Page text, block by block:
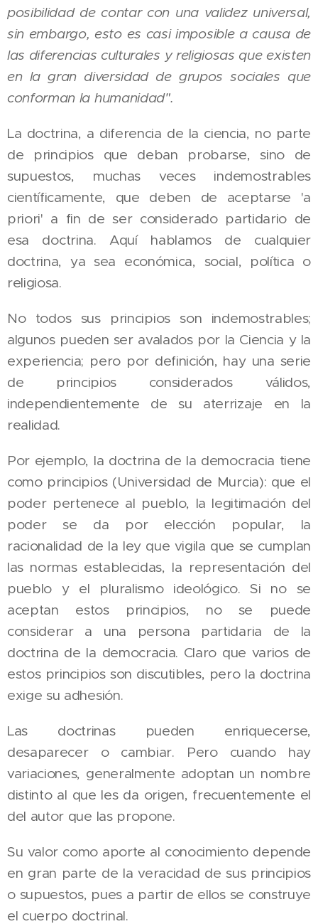
posibilidad de contar con una validez universal,
sin embargo, esto es casi imposible a causa de
las diferencias culturales y religiosas que existen
en la gran diversidad de grupos sociales que
conforman la humanidad".
La doctrina, a diferencia de la ciencia, no parte
de principios que deban probarse, sino de
supuestos, muchas veces indemostrables
científicamente, que deben de aceptarse 'a
priori' a fin de ser considerado partidario de
esa doctrina. Aquí hablamos de cualquier
doctrina, ya sea económica, social, política o
religiosa.
No todos sus principios son indemostrables;
algunos pueden ser avalados por la Ciencia y la
experiencia; pero por definición, hay una serie
de principios considerados válidos,
independientemente de su aterrizaje en la
realidad.
Por ejemplo, la doctrina de la democracia tiene
como principios (Universidad de Murcia): que el
poder pertenece al pueblo, la legitimación del
poder se da por elección popular, la
racionalidad de la ley que vigila que se cumplan
las normas establecidas, la representación del
pueblo y el pluralismo ideológico. Si no se
aceptan estos principios, no se puede
considerar a una persona partidaria de la
doctrina de la democracia. Claro que varios de
estos principios son discutibles, pero la doctrina
exige su adhesión.
Las doctrinas pueden enriquecerse,
desaparecer o cambiar. Pero cuando hay
variaciones, generalmente adoptan un nombre
distinto al que les da origen, frecuentemente el
del autor que las propone.
Su valor como aporte al conocimiento depende
en gran parte de la veracidad de sus principios
o supuestos, pues a partir de ellos se construye
el cuerpo doctrinal.